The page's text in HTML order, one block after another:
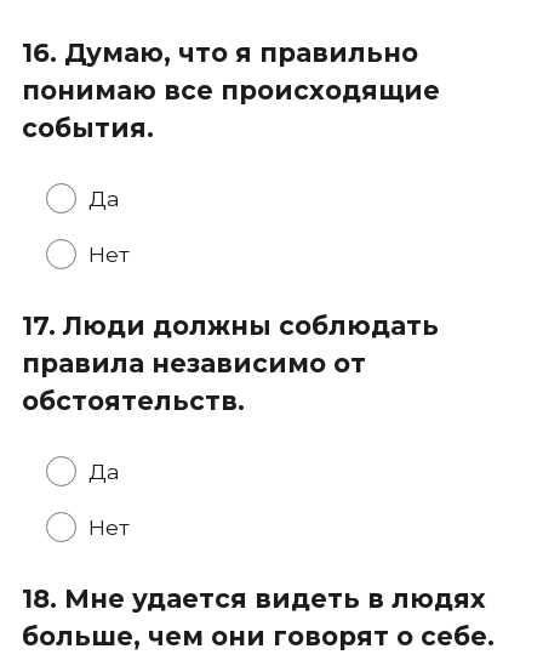
16. Думаю, что я правильно
понимаю все происходящие
события.
Да
Нет
17. Люди должны соблюдать
правила независимо от
обстоятельств.
Да
Нет
18. Мне удается видеть в людях
больше, чем они говорят о себе.